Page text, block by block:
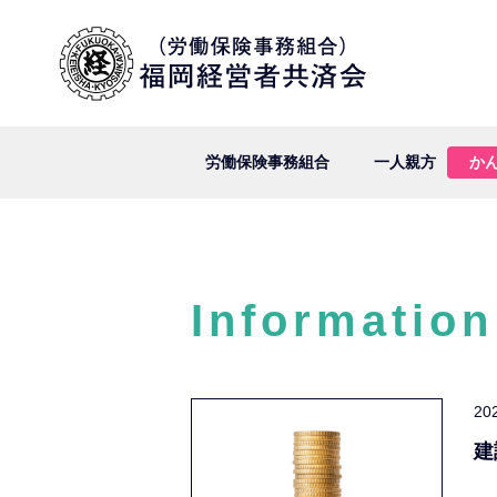
労働保険事務組合 一人親方 か
Information